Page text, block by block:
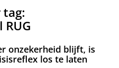
onzekerheid blijft, is
los te laten